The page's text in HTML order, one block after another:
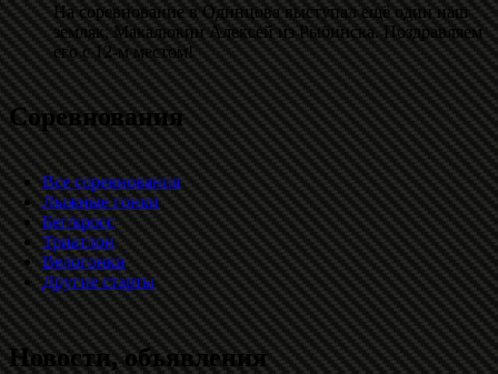
На соревнование в Одинцова выступал ещё один наш
земляк, Макалюкин Алексей из Рыбинска. Поздравляем
его с 12-м местом!
Соревнования
Все соревнования
Лыжные гонки
Бег/кросс
Триатлон
Велогонки
Другие старты
Новости, объявления